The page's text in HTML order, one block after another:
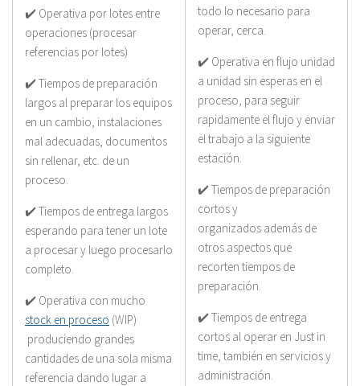
✔️ Operativa por lotes entre
operaciones (procesar
referencias por lotes) 
✔️ Tiempos de preparación
largos al preparar los equipos
en un cambio, instalaciones
mal adecuadas, documentos
sin rellenar, etc. de un
proceso.
✔️ Tiempos de entrega largos
esperando para tener un lote
a procesar y luego procesarlo
completo.
✔️ Operativa con mucho
stock en proceso (WIP)
produciendo grandes
cantidades de una sola misma
referencia dando lugar a
todo lo necesario para
operar, cerca.
✔️ Operativa en flujo unidad
a unidad sin esperas en el
proceso, para seguir
rapidamente el flujo y enviar
el trabajo a la siguiente
estación.
✔️ Tiempos de preparación
cortos y
organizados además de
otros aspectos que
recorten tiempos de
preparación.
✔️ Tiempos de entrega
cortos al operar en Just in
time, también en servicios y
administración.